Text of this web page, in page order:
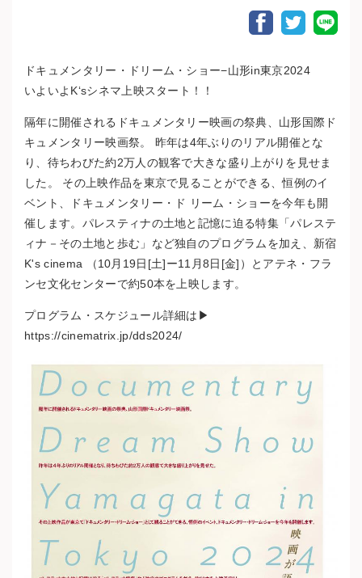
Facebook
Twitter
ドキュメンタリー・ドリーム・ショー−山形in東京2024
いよいよK‘sシネマ上映スタート！！
隔年に開催されるドキュメンタリー映画の祭典、山形国際ド
キュメンタリー映画祭。 昨年は4年ぶりのリアル開催とな
り、待ちわびた約2万人の観客で大きな盛り上がりを見せま
した。 その上映作品を東京で見ることができる、恒例のイ
ベント、ドキュメンタリー・ド リーム・ショーを今年も開
催します。パレスティナの土地と記憶に迫る特集「パレステ
ィナ－その土地と歩む」など独自のプログラムを加え、新宿
K's cinema （10月19日[土]ー11月8日[金]）とアテネ・フラ
ンセ文化センターで約50本を上映します。
プログラム・スケジュール詳細は▶︎
https://cinematrix.jp/dds2024/